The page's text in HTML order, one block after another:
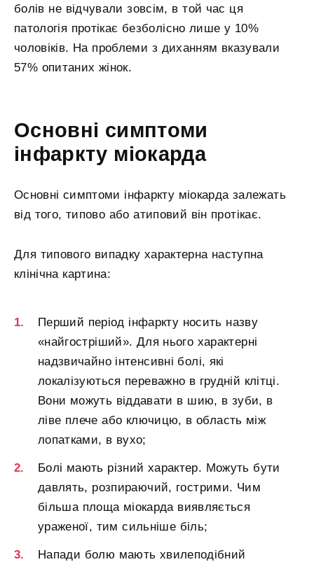
болів не відчували зовсім, в той час ця
патологія протікає безболісно лише у 10%
чоловіків. На проблеми з диханням вказували
57% опитаних жінок.
Основні симптоми
інфаркту міокарда
Основні симптоми інфаркту міокарда залежать
від того, типово або атиповий він протікає.
Для типового випадку характерна наступна
клінічна картина:
Перший період інфаркту носить назву
«найгостріший». Для нього характерні
надзвичайно інтенсивні болі, які
локалізуються переважно в грудній клітці.
Вони можуть віддавати в шию, в зуби, в
ліве плече або ключицю, в область між
лопатками, в вухо;
Болі мають різний характер. Можуть бути
давлять, розпираючий, гострими. Чим
більша площа міокарда виявляється
ураженої, тим сильніше біль;
Напади болю мають хвилеподібний